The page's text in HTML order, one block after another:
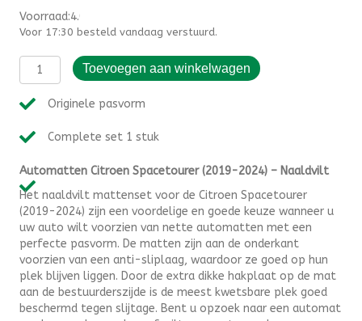
Voorraad:4.000000
Voor 17:30 besteld vandaag verstuurd.
Automatten
Citroen
Spacetourer
(2019-
-
aantal
Toevoegen aan winkelwagen
Originele pasvorm
Complete set 1 stuk
Automatten Citroen Spacetourer (2019-2024) – Naaldvilt
Het naaldvilt mattenset voor de Citroen Spacetourer
(2019-2024) zijn een voordelige en goede keuze wanneer u
uw auto wilt voorzien van nette automatten met een
perfecte pasvorm. De matten zijn aan de onderkant
voorzien van een anti-sliplaag, waardoor ze goed op hun
plek blijven liggen. Door de extra dikke hakplaat op de mat
aan de bestuurderszijde is de meest kwetsbare plek goed
beschermd tegen slijtage. Bent u opzoek naar een automat